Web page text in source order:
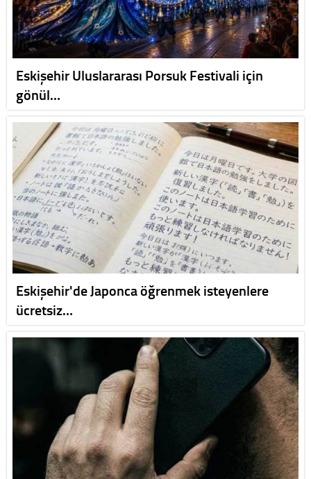
Eskişehir Uluslararası Porsuk Festivali için
gönül…
Eskişehir'de Japonca öğrenmek isteyenlere
ücretsiz…